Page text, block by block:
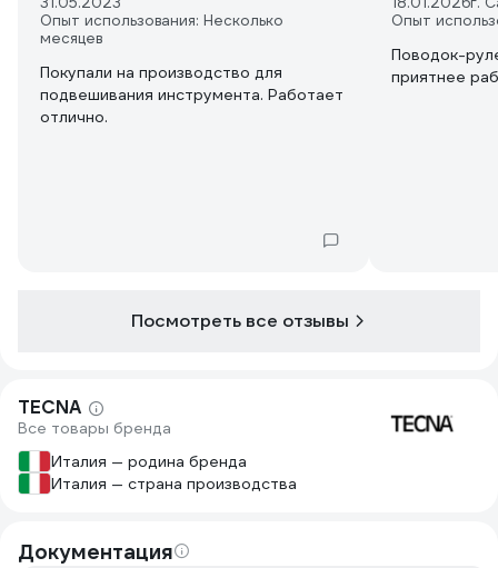
Опыт использования: Несколько
месяцев
Покупали на производство для
подвешивания инструмента. Работает
отлично.
Опыт
Поводок-
приятнее
Посмотреть все отзывы
TECNA
Все товары бренда
Италия — родина бренда
Италия — страна производства
Документация